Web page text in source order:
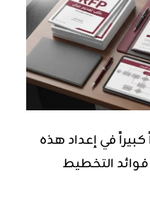
في إعداد هذه
فوائد التخطيط